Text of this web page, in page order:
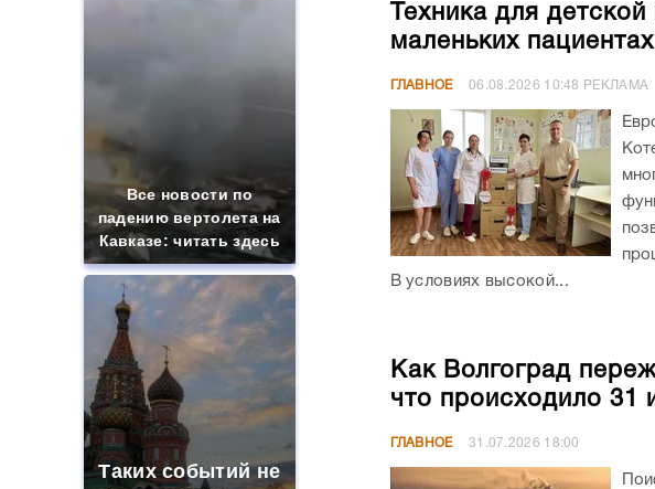
Все новости по
падению вертолета на
Кавказе: читать здесь
Таких событий не
Техника для
маленьких пациентах
ГЛАВНОЕ 06.08.2026 10:48 РЕКЛАМА
В условиях высокой...
Как Волгоград
что происходило 31
ГЛАВНОЕ 31.07.2026 18:00